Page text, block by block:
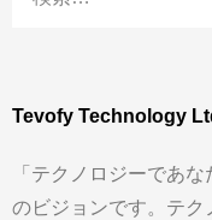
Tevofy Technology
「テクノロジーであ
のビジョンです。テ